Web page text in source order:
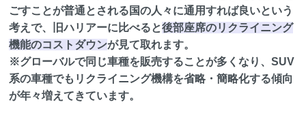
ごすことが普通とされる国の人々に通用すれば良いという
考えで、旧ハリアーに比べると後部座席のリクライニング
機能のコストダウンが見て取れます。
※グローバルで同じ車種を販売することが多くなり、SUV
系の車種でもリクライニング機構を省略・簡略化する傾向
が年々増えてきています。